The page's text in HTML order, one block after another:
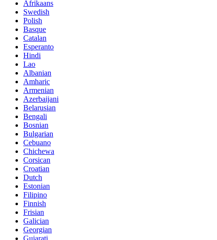
Afrikaans
Swedish
Polish
Basque
Catalan
Esperanto
Hindi
Lao
Albanian
Amharic
Armenian
Azerbaijani
Belarusian
Bengali
Bosnian
Bulgarian
Cebuano
Chichewa
Corsican
Croatian
Dutch
Estonian
Filipino
Finnish
Frisian
Galician
Georgian
Gujarati